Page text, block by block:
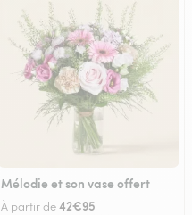
Mélodie et son vase offert
À partir de42€95